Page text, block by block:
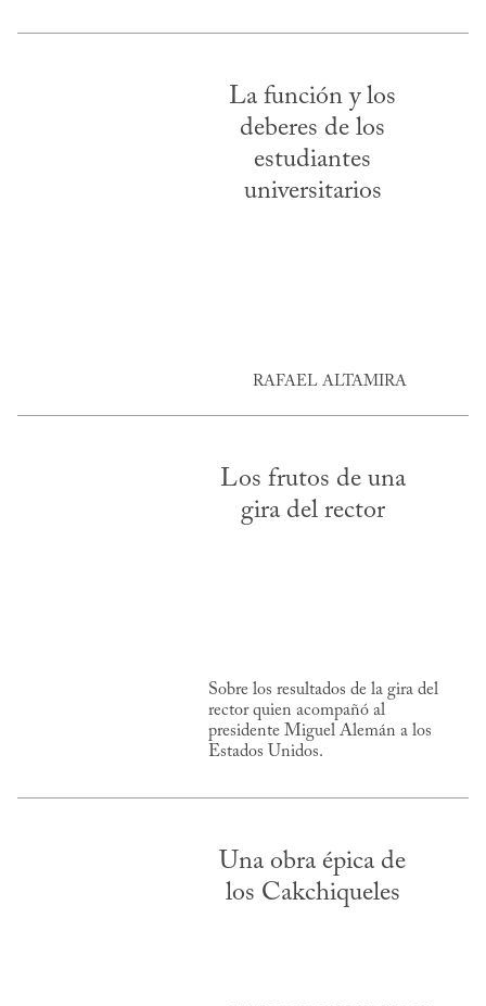
La función y los
deberes de los
estudiantes
universitarios
RAFAEL ALTAMIRA
Los frutos de una
gira del rector
Sobre los resultados de la gira del
rector quien acompañó al
presidente Miguel Alemán a los
Estados Unidos.
Una obra épica de
los Cakchiqueles